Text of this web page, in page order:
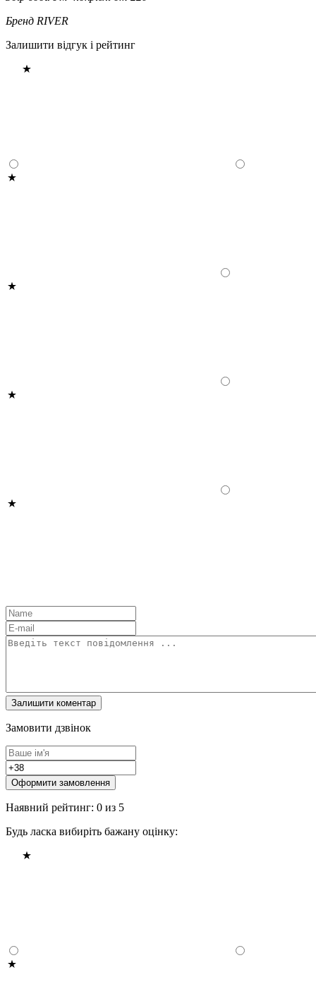
Бренд RIVER
Залишити відгук і рейтинг
Замовити дзвінок
Оформити замовлення
Наявний рейтинг: 0 из 5
Будь ласка вибиріть бажану оцінку: